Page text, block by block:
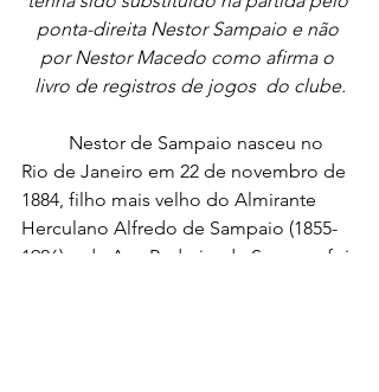
ponta-direita Nestor Sampaio e não
por Nestor Macedo como afirma o
livro de registros de jogos  do clube.
Rio de Janeiro em 22 de novembro de
1884, filho mais velho do Almirante
Herculano Alfredo de Sampaio (1855-
1926) e de Ana Pedreira de Souza, e foi